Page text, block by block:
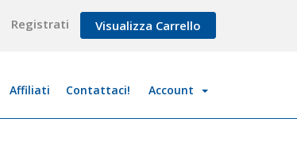
Registrati Visualizza Carrello
Affiliati Contattaci! Account